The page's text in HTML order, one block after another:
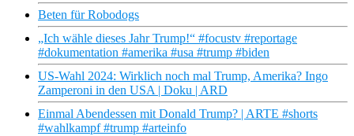
Beten für Robodogs
„Ich wähle dieses Jahr Trump!“ #focustv #reportage
#dokumentation #amerika #usa #trump #biden
US-Wahl 2024: Wirklich noch mal Trump, Amerika? Ingo
Zamperoni in den USA | Doku | ARD
Einmal Abendessen mit Donald Trump? | ARTE #shorts
#wahlkampf #trump #arteinfo